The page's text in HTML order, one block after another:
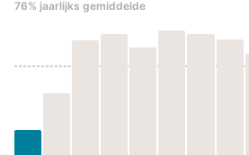
76% jaarlijks gemiddelde